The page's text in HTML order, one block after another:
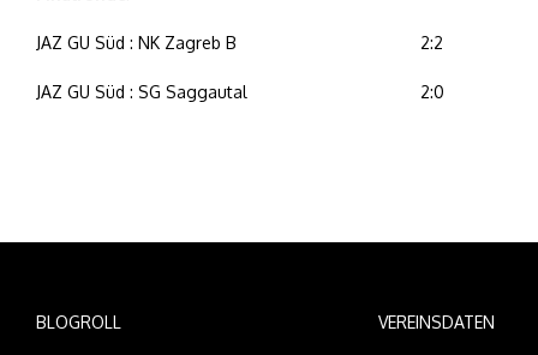
JAZ GU Süd : NK Zagreb B 2:2
JAZ GU Süd : SG Saggautal 2:0
BLOGROLL VEREINSDATEN